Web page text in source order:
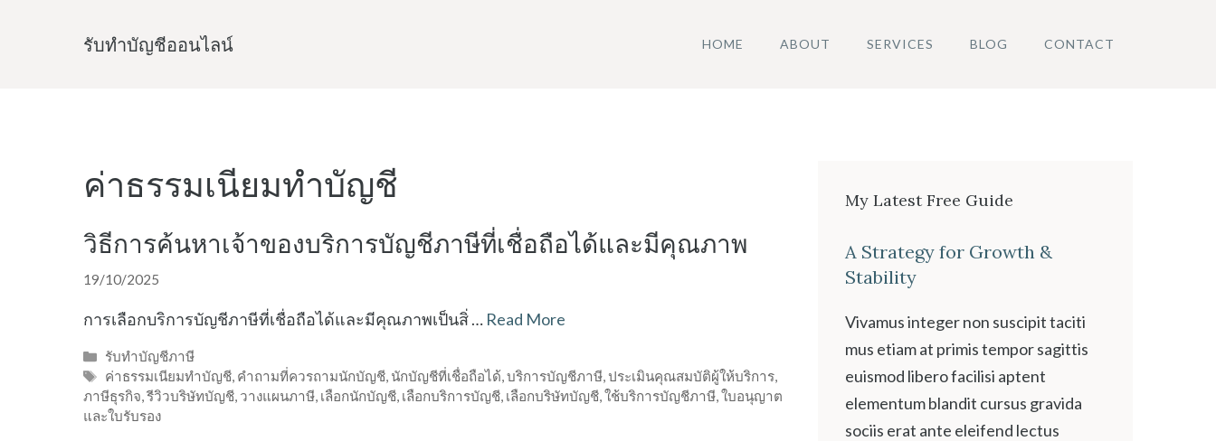
รับทําบัญชีออนไลน์ HOME ABOUT SERVICES BLOG CONTACT
ค่าธรรมเนียมทำบัญชี
วิธีการค้นหาเจ้าของบริการบัญชีภาษีที่เชื่อถือได้และมีคุณภาพ
19/10/2025
การเลือกบริการบัญชีภาษีที่เชื่อถือได้และมีคุณภาพเป็นสิ่ … Read More
Categories
รับทำบัญชีภาษี
Tags
ค่าธรรมเนียมทำบัญชี, คำถามที่ควรถามนักบัญชี, นักบัญชีที่เชื่อถือได้,บริการบัญชีภาษี,ประเมินคุณสมบัติผู้ให้บริการ,
ภาษีธุรกิจ,รีวิวบริษัทบัญชี, วางแผนภาษี, เลือกนักบัญชี, เลือกบริการบัญชี, เลือกบริษัทบัญชี,ใช้บริการบัญชีภาษี,ใบอนุญาต
และใบรับรอง
My Latest Free Guide
A Strategy for Growth &
Stability
Vivamus integer non suscipit taciti
mus etiam at primis tempor sagittis
euismod libero facilisi aptent
elementum blandit cursus gravida
sociis erat ante eleifend lectus